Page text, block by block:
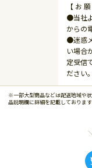
【 お 願
●当社
からの
●迷惑
い場合
定受信
ださい。
※一部大型商品などは配送地域や
品説明欄に詳細を記載しておりま